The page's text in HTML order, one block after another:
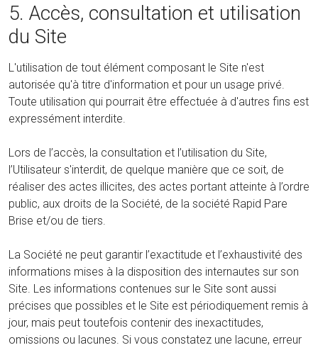
5. Accès, consultation et utilisation
du Site
L'utilisation de tout élément composant le Site n'est
autorisée qu'à titre d'information et pour un usage privé.
Toute utilisation qui pourrait être effectuée à d'autres fins est
expressément interdite.
Lors de l’accès, la consultation et l’utilisation du Site,
l’Utilisateur s'interdit, de quelque manière que ce soit, de
réaliser des actes illicites, des actes portant atteinte à l’ordre
public, aux droits de la Société, de la société Rapid Pare
Brise et/ou de tiers.
La Société ne peut garantir l’exactitude et l’exhaustivité des
informations mises à la disposition des internautes sur son
Site. Les informations contenues sur le Site sont aussi
précises que possibles et le Site est périodiquement remis à
jour, mais peut toutefois contenir des inexactitudes,
omissions ou lacunes. Si vous constatez une lacune, erreur